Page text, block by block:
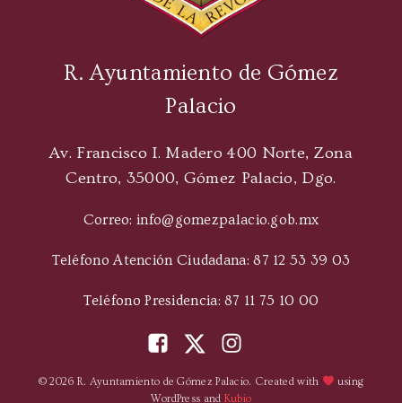
R. Ayuntamiento de Gómez
Palacio
Av. Francisco I. Madero 400 Norte, Zona
Centro, 35000, Gómez Palacio, Dgo.
Correo: info@gomezpalacio.gob.mx
Teléfono Atención Ciudadana: 87 12 53 39 03
Teléfono Presidencia: 87 11 75 10 00
© 2026 R. Ayuntamiento de Gómez Palacio. Created with
using
WordPress and Kubio